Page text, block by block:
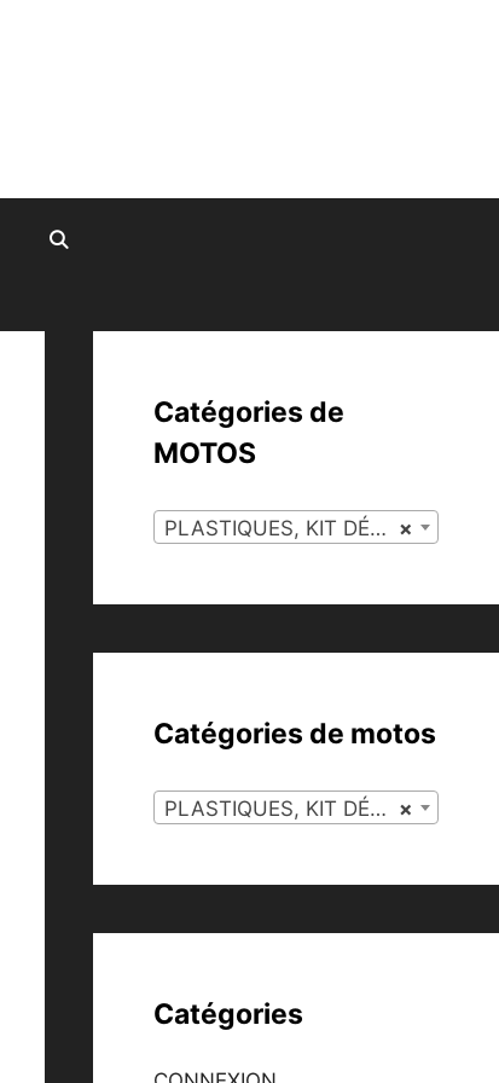
Catégories de
MOTOS
×
PLASTIQUES, KIT DÉCO (55)
Catégories de motos
×
PLASTIQUES, KIT DÉCO (55)
Catégories